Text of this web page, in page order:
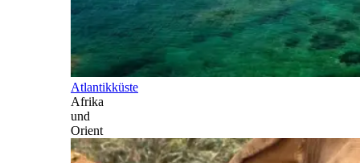
Atlantikküste
Afrika
und
Orient